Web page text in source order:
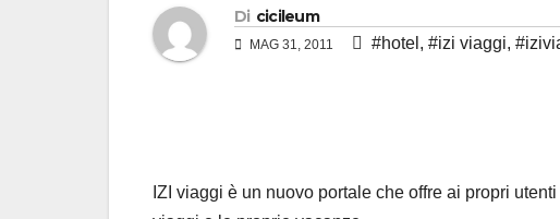
Di cicileum
MAG 31, 2011 #hotel , #izi viaggi,
IZI viaggi è un nuovo portale che offre ai propri